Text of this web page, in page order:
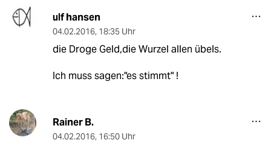
ulf hansen
04.02.2016, 18:35 Uhr
die Droge Geld,die Wurzel allen übels.
Ich muss sagen:"es stimmt" !
Rainer B.
04.02.2016, 16:50 Uhr